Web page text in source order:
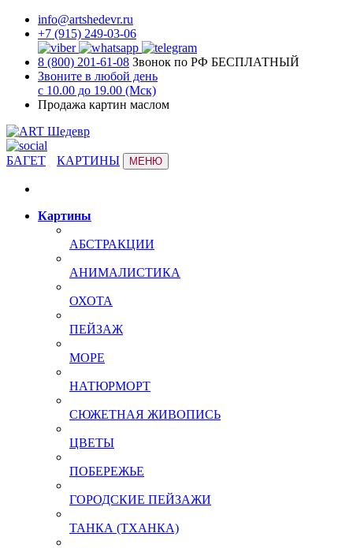
info@artshedevr.ru
+7 (915) 249-03-06
8 (800) 201-61-08 Звонок по РФ БЕСПЛАТНЫЙ
Звоните в любой день
с 10.00 до 19.00 (Мск)
Продажа картин маслом
БАГЕТ КАРТИНЫ МЕНЮ
Картины
АБСТРАКЦИИ
АНИМАЛИСТИКА
ОХОТА
ПЕЙЗАЖ
МОРЕ
НАТЮРМОРТ
СЮЖЕТНАЯ ЖИВОПИСЬ
ЦВЕТЫ
ПОБЕРЕЖЬЕ
ГОРОДСКИЕ ПЕЙЗАЖИ
ТАНКА (ТХАНКА)